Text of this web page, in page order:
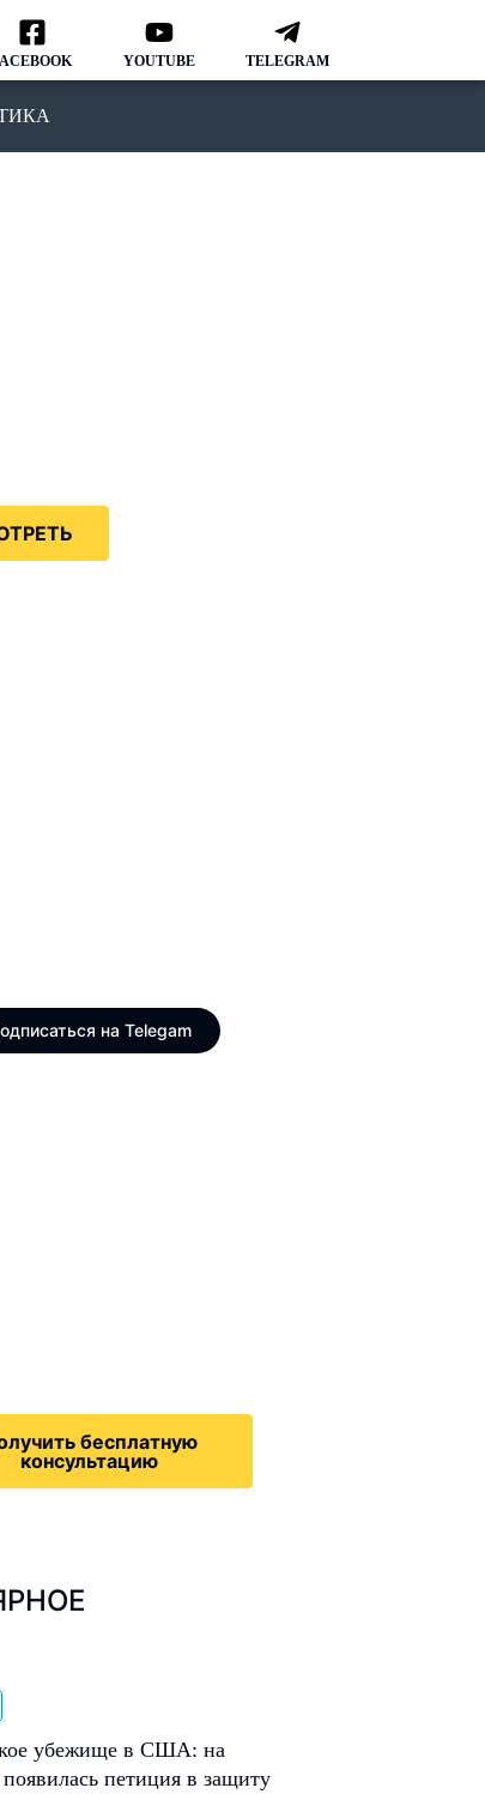
YOUTUBE TELEGRAM
на Telegam
бесплатную
консультацию
убежище в США: на
петиция в защиту